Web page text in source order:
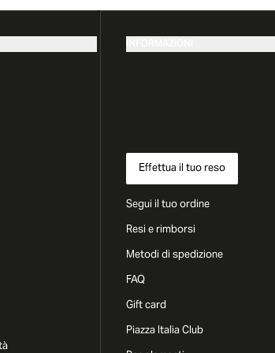
Effettua il tuo reso
Segui il tuo ordine
Resi e rimborsi
Metodi di spedizione
FAQ
Gift card
Piazza Italia Club